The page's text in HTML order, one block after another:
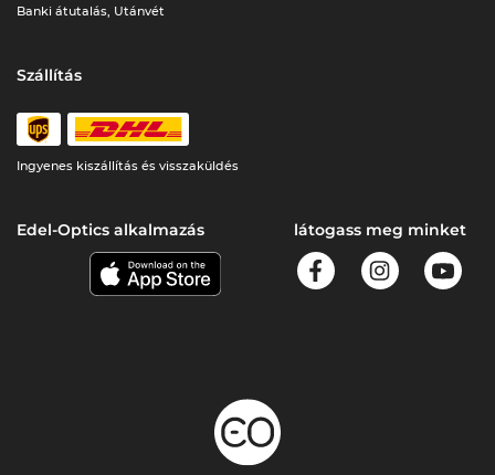
Banki átutalás, Utánvét
Szállítás
Ingyenes kiszállítás és visszaküldés
Edel-Optics alkalmazás látogass meg minket